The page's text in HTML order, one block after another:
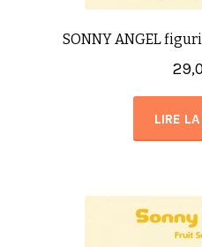
SONNY ANGEL
LIRE